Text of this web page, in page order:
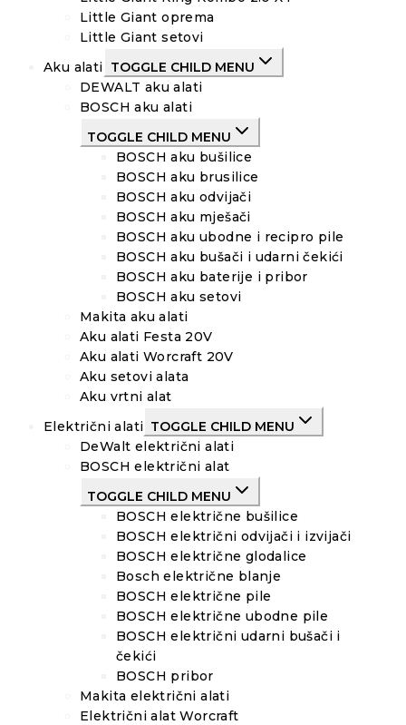
Little Giant oprema
Little Giant setovi
Aku alati TOGGLE CHILD MENU
DEWALT aku alati
BOSCH aku alati
TOGGLE CHILD MENU
BOSCH aku bušilice
BOSCH aku brusilice
BOSCH aku odvijači
BOSCH aku mješači
BOSCH aku ubodne i recipro pile
BOSCH aku bušači i udarni čekići
BOSCH aku baterije i pribor
BOSCH aku setovi
Makita aku alati
Aku alati Festa 20V
Aku alati Worcraft 20V
Aku setovi alata
Aku vrtni alat
Električni alati TOGGLE CHILD MENU
DeWalt električni alati
BOSCH električni alat
TOGGLE CHILD MENU
BOSCH električne bušilice
BOSCH električni odvijači i izvijači
BOSCH električne glodalice
Bosch električne blanje
BOSCH električne pile
BOSCH električne ubodne pile
BOSCH električni udarni bušači i
čekići
BOSCH pribor
Makita električni alati
Električni alat Worcraft